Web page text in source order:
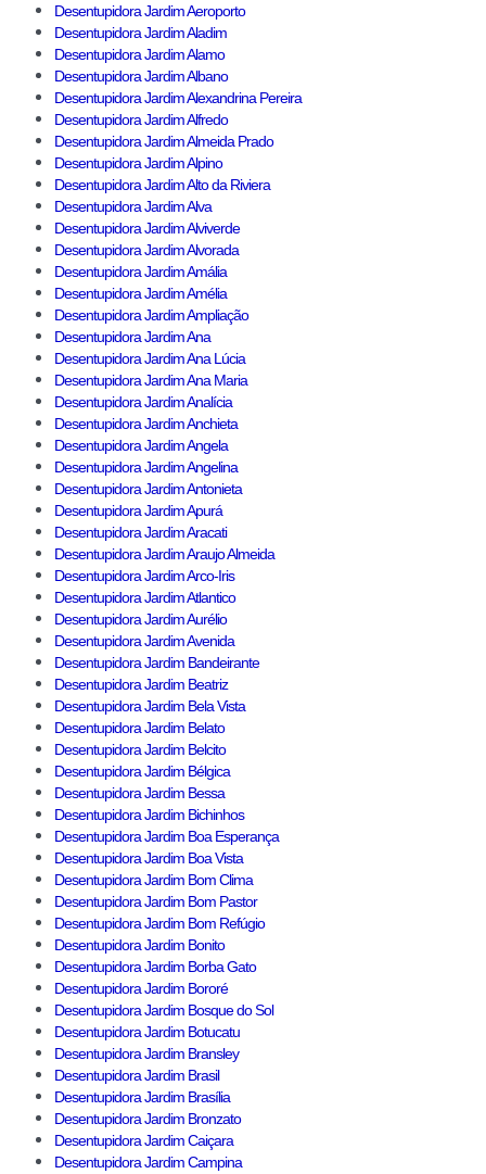
Desentupidora Jardim Aeroporto
Desentupidora Jardim Aladim
Desentupidora Jardim Alamo
Desentupidora Jardim Albano
Desentupidora Jardim Alexandrina Pereira
Desentupidora Jardim Alfredo
Desentupidora Jardim Almeida Prado
Desentupidora Jardim Alpino
Desentupidora Jardim Alto da Riviera
Desentupidora Jardim Alva
Desentupidora Jardim Alviverde
Desentupidora Jardim Alvorada
Desentupidora Jardim Amália
Desentupidora Jardim Amélia
Desentupidora Jardim Ampliação
Desentupidora Jardim Ana
Desentupidora Jardim Ana Lúcia
Desentupidora Jardim Ana Maria
Desentupidora Jardim Analícia
Desentupidora Jardim Anchieta
Desentupidora Jardim Angela
Desentupidora Jardim Angelina
Desentupidora Jardim Antonieta
Desentupidora Jardim Apurá
Desentupidora Jardim Aracati
Desentupidora Jardim Araujo Almeida
Desentupidora Jardim Arco-Iris
Desentupidora Jardim Atlantico
Desentupidora Jardim Aurélio
Desentupidora Jardim Avenida
Desentupidora Jardim Bandeirante
Desentupidora Jardim Beatriz
Desentupidora Jardim Bela Vista
Desentupidora Jardim Belato
Desentupidora Jardim Belcito
Desentupidora Jardim Bélgica
Desentupidora Jardim Bessa
Desentupidora Jardim Bichinhos
Desentupidora Jardim Boa Esperança
Desentupidora Jardim Boa Vista
Desentupidora Jardim Bom Clima
Desentupidora Jardim Bom Pastor
Desentupidora Jardim Bom Refúgio
Desentupidora Jardim Bonito
Desentupidora Jardim Borba Gato
Desentupidora Jardim Bororé
Desentupidora Jardim Bosque do Sol
Desentupidora Jardim Botucatu
Desentupidora Jardim Bransley
Desentupidora Jardim Brasil
Desentupidora Jardim Brasília
Desentupidora Jardim Bronzato
Desentupidora Jardim Caiçara
Desentupidora Jardim Campina